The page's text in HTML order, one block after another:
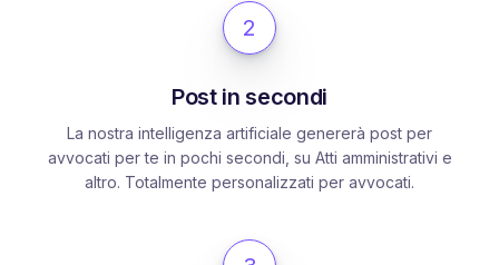
2
Post in secondi
La nostra intelligenza artificiale genererà post per
avvocati per te in pochi secondi, su Atti amministrativi e
altro. Totalmente personalizzati per avvocati.